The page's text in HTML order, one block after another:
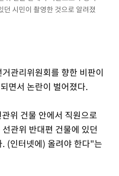
던 시민이 촬영한 것으로 알려졌
관리위원회를 향한 비판이
면서 논란이 벌어졌다.
위 건물 안에서 직원으로
관위 반대편 건물에 있던
(인터넷에) 올려야 한다"는